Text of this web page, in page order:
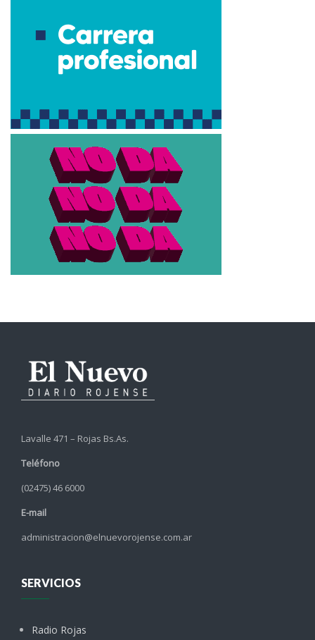
Lavalle 471 – Rojas Bs.As.
Teléfono
(02475) 46 6000
E-mail
administracion@elnuevorojense.com.ar
SERVICIOS
Radio Rojas